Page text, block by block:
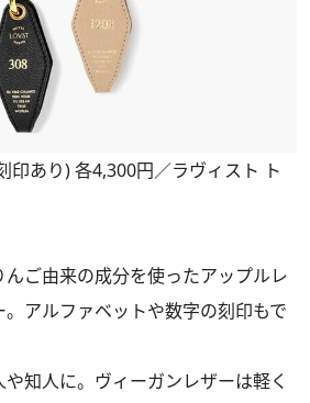
印あり) 各4,300円／ラヴィスト ト
ご由来の成分を使ったアップルレ
アルファベットや数字の刻印もで
や知人に。ヴィーガンレザーは軽く